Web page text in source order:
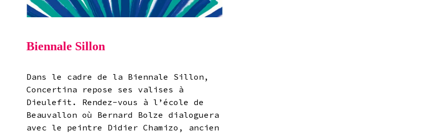
Biennale Sillon
Dans le cadre de la Biennale Sillon,
Concertina repose ses valises à
Dieulefit. Rendez-vous à l’école de
Beauvallon où Bernard Bolze dialoguera
avec le peintre Didier Chamizo, ancien